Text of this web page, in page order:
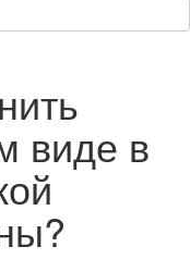
виде в